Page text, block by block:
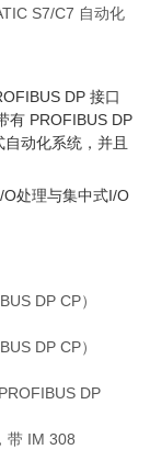
S7/C7 自动化
DP 接口
有 PROFIBUS DP
动化系统，并且
处理与集中式I/O
DP CP）
DP CP）
DP
带 IM 308